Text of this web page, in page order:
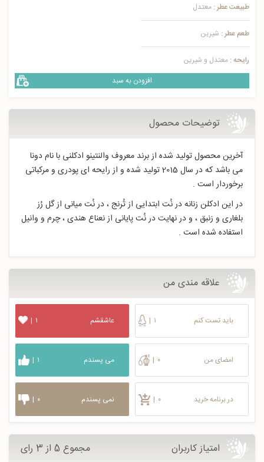
طبیعت عطر : معتدل
طعم عطر : شیرین
رایحه : معتدل و شیرین
افزودن به سبد
توضیحات محصول
آخرین محصول تولید شده از برند معروف والنتینو ادکلنی با نام دونا
می باشد که در سال 2015 تولید شده و از رایحه ای پودری و مرکباتی
برخوردار است .
در این ادکلن زنانه در نُت ابتدایی از تُرنج ، در نُت میانی از گل رُز
بلغاری و زنبق ، و در نهایت در نُت پایانی از نعناع هندی ، چرم و وانیل
استفاده شده است .
علاقه مندی من
باید تست کنم | ۱
امضای من | ۰
در برنامه خرید | ۰
عاشقشم | ۱
می پسندم | ۱
نمی پسندم | ۰
امتیاز کاربران مجموع 5 از 3 رای